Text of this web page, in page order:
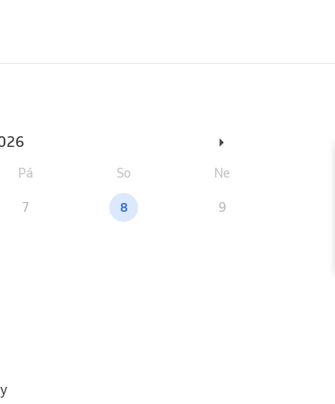
Pá So Ne
7 8 9